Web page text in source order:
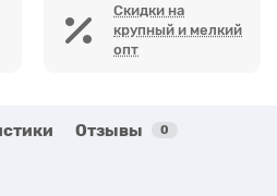
Скидки на
крупный и мелкий
опт
Отзывы 0